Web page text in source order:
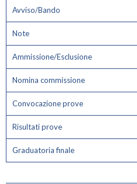
Avviso/Bando
Note
Ammissione/Esclusione
Nomina commissione
Convocazione prove
Risultati prove
Graduatoria finale